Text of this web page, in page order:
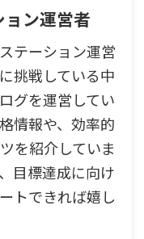
ン運営者
テーション運営
挑戦している中
グを運営してい
情報や、効率的
を紹介していま
目標達成に向け
トできれば嬉し